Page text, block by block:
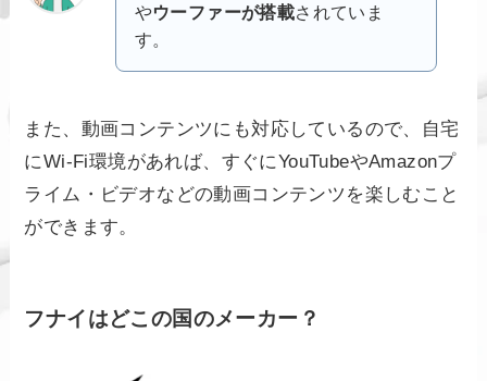
やウーファーが搭載されていま
す。
また、動画コンテンツにも対応しているので、自宅
にWi-Fi環境があれば、すぐにYouTubeやAmazonプ
ライム・ビデオなどの動画コンテンツを楽しむこと
ができます。
フナイはどこの国のメーカー？